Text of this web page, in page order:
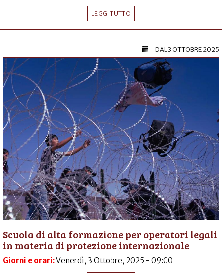
LEGGI TUTTO
DAL3 OTTOBRE 2025
Scuola di alta formazione per operatori legali
in materia di protezione internazionale
Giorni e orari:Venerdì, 3 Ottobre, 2025 - 09:00